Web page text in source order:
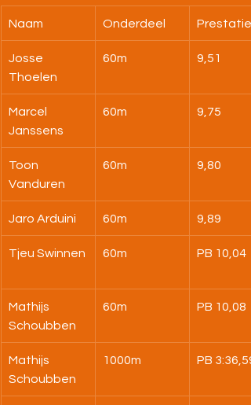
Naam Onderdeel Prestatie
Josse
Thoelen
60m 9,51
Marcel
Janssens
60m 9,75
Toon
Vanduren
60m 9,80
Jaro Arduini 60m 9,89
Tjeu Swinnen 60m PB 10,04
Mathijs
Schoubben
60m PB 10,08
Mathijs
Schoubben
1000m PB 3:36,59